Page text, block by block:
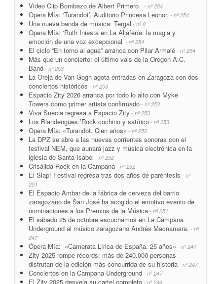
Video Clip Bombazo de Albert Primero - nº 254
Opera Mía: ‘Turandot’, Auditorio Princesa Leonor. - nº 254
Una nueva banda de música: Tergal - nº 0
Opera Mía: ‘Ruth Iniesta en La Aljafería: la magia y
emoción de una voz excepcional’ - nº 254
El ciclo “En torno al agua” arranca con Pilar Armalé - nº 254
Más que un concierto: el último vals de la Oregon A.C.
Band - nº 253
La Oreja de Van Gogh agota entradas en Zaragoza con dos
conciertos históricos - nº 253
Espacio Zity 2026 arranca por todo lo alto con Myke
Towers como primer artista confirmado - nº 253
Viva Suecia regresa a Espacio Zity - nº 253
Los Blandengües:’Rock cochino y satírico - nº 253
Opera Mía: «Turandot. Cien años» - nº 252
La DPZ se abre a las nuevas corrientes sonoras con el
festival NEM, que aunará jazz y música electrónica en la
iglesia de Santa Isabel - nº 252
Crisálida Rock en la Campana - nº 252
El Slap! Festival regresa tras dos años de paréntesis - nº
251
El Espacio Ambar de la fábrica de cerveza del barrio
zaragozano de San José ha acogido el emotivo evento de
nominaciones a los Premios de la Música - nº 251
El sábado 25 de octubre escuchamos en La Campana
Underground al músico zaragozano Andrés Macnamara. - nº
247
Ópera Mía: «Camerata Lírica de España, 25 años» - nº 247
Zity 2025 rompe récords: más de 240.000 personas
disfrutan de la edición más concurrida de su historia - nº 247
Conciertos en la Campana Underground - nº 247
El Zity 2025 desvela su cartel completo - nº 246